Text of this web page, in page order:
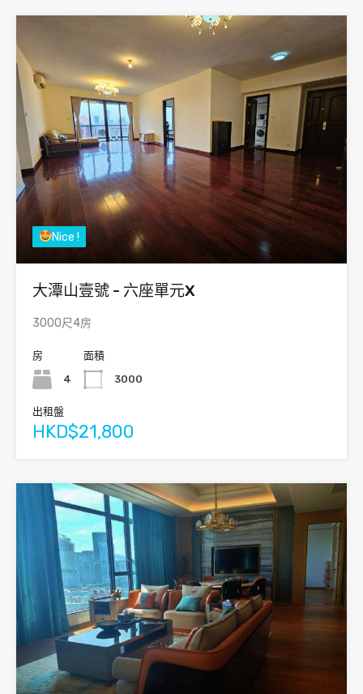
Nice !
大潭山壹號 - 六座單元X
3000尺4房
房
4
面積
3000
出租盤
HKD$21,800